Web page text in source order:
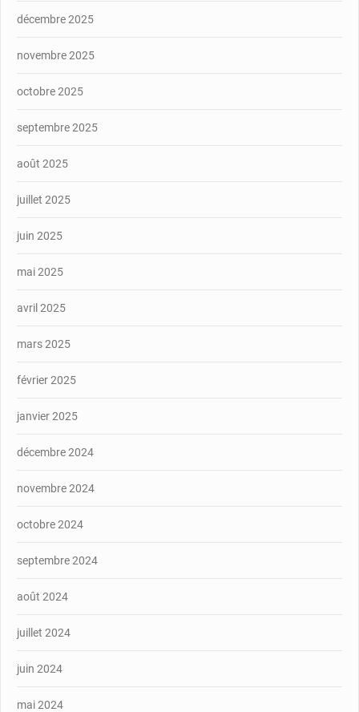
décembre 2025
novembre 2025
octobre 2025
septembre 2025
août 2025
juillet 2025
juin 2025
mai 2025
avril 2025
mars 2025
février 2025
janvier 2025
décembre 2024
novembre 2024
octobre 2024
septembre 2024
août 2024
juillet 2024
juin 2024
mai 2024